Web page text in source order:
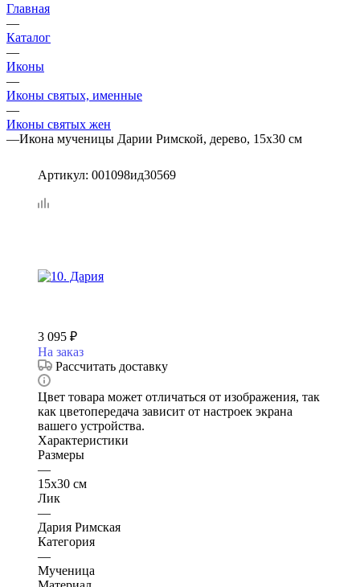
Главная
—
Каталог
—
Иконы
—
Иконы святых, именные
—
Иконы святых жен
—Икона мученицы Дарии Римской, дерево, 15х30 см
Артикул: 001098ид30569
3 095 ₽
На заказ
Рассчитать доставку
Цвет товара может отличаться от изображения, так
как цветопередача зависит от настроек экрана
вашего устройства.
Характеристики
Размеры
—
15х30 см
Лик
—
Дария Римская
Категория
—
Мученица